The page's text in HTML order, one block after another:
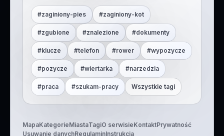
#zaginiony-pies #zaginiony-kot
#zgubione #znalezione #dokumenty
#klucze #telefon #rower #wypozycze
#pozycze #wiertarka #narzedzia
#praca #szukam-pracy Wszystkie tagi
MapaKategorieMiastaTagiO serwisieKontaktPrywatność
Usuwanie danychRegulaminInstrukcja